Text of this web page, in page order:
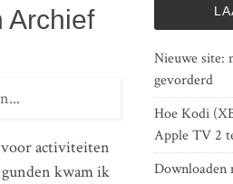
Archief
activiteiten
gunden kwam ik
Nieuwe site:
gevorderd
Hoe Kodi
Apple TV 2
Downloaden